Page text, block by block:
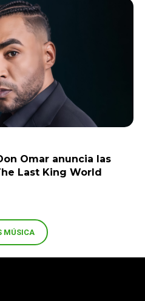
Omar anuncia las
Last King World
MÚSICA